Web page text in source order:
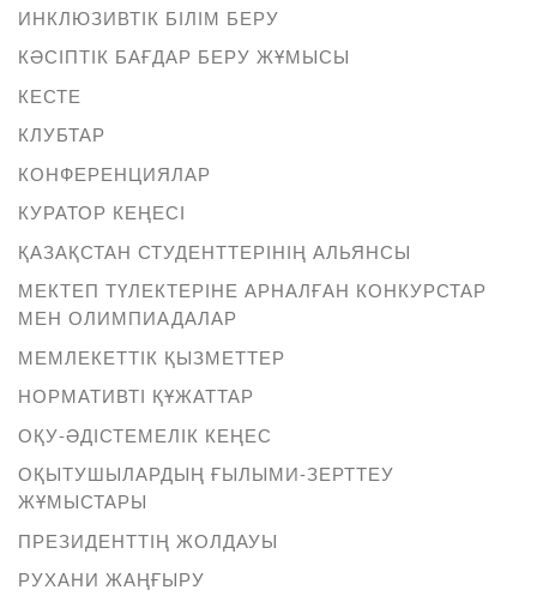
ИНКЛЮЗИВТІК БІЛІМ БЕРУ
КӘСІПТІК БАҒДАР БЕРУ ЖҰМЫСЫ
КЕСТЕ
КЛУБТАР
КОНФЕРЕНЦИЯЛАР
КУРАТОР КЕҢЕСІ
ҚАЗАҚСТАН СТУДЕНТТЕРІНІҢ АЛЬЯНСЫ
МЕКТЕП ТҮЛЕКТЕРІНЕ АРНАЛҒАН КОНКУРСТАР
МЕН ОЛИМПИАДАЛАР
МЕМЛЕКЕТТІК ҚЫЗМЕТТЕР
НОРМАТИВТІ ҚҰЖАТТАР
ОҚУ-ӘДІСТЕМЕЛІК КЕҢЕС
ОҚЫТУШЫЛАРДЫҢ ҒЫЛЫМИ-ЗЕРТТЕУ
ЖҰМЫСТАРЫ
ПРЕЗИДЕНТТІҢ ЖОЛДАУЫ
РУХАНИ ЖАҢҒЫРУ